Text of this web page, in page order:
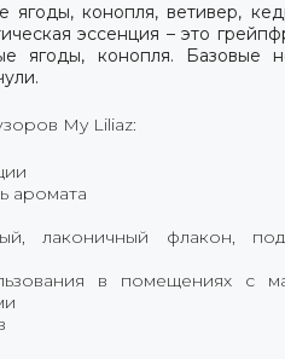
ягоды, конопля, ветивер,
эссенция – это
ягоды, конопля. Базовые
My Liliaz:
аромата
лаконичный флакон,
в помещениях с